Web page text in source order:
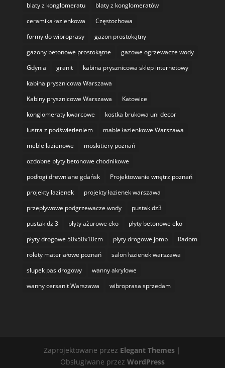
blaty z konglomeratu
blaty z konglomeratów
ceramika łazienkowa
Częstochowa
formy do wibroprasy
gazon prostokątny
gazony betonowe prostokątne
gazowe ogrzewacze wody
Gdynia
granit
kabina prysznicowa sklep internetowy
kabina prysznicowa Warszawa
Kabiny prysznicowe Warszawa
Katowice
konglomeraty kwarcowe
kostka brukowa uni decor
lustra z podświetleniem
mable łazienkowe Warszawa
meble łazienowe
moskitiery poznań
ozdobne płyty betonowe chodnikowe
podłogi drewniane gdańsk
Projektowanie wnętrz poznań
projekty łazienek
projekty łazienek warszawa
przepływowe podgrzewacze wody
pustak dz3
pustak dz 3
płyty ażurowe eko
płyty betonowe eko
płyty drogowe 50x50x10cm
płyty drogowe jomb
Radom
rolety materiałowe poznań
salon łazienek warszawa
słupek pas drogowy
wanny akrylowe
wanny cersanit Warszawa
wibroprasa sprzedam
Zaprojektowane przez Elegant Themes |
Obsługiwane przez WordPress